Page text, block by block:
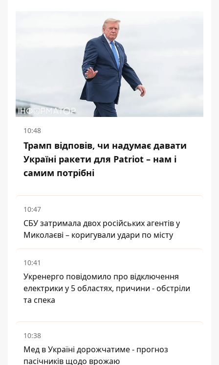
10:48
Трамп відповів, чи надумає давати
Україні ракети для Patriot – нам і
самим потрібні
10:47
СБУ затримала двох російських агентів у
Миколаєві – коригували удари по місту
10:41
Укренерго повідомило про відключення
електрики у 5 областях, причини - обстріли
та спека
10:38
Мед в Україні дорожчатиме - прогноз
пасічників щодо врожаю